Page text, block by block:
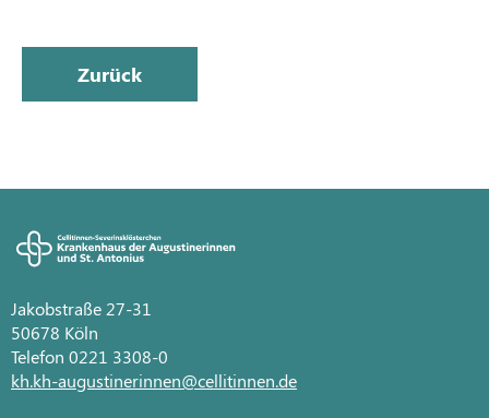
Zurück
Jakobstraße 27-31
50678 Köln
Telefon 0221 3308-0
kh.kh-augustinerinnen@cellitinnen.de